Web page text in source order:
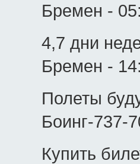
Бремен -
4,7 дни
Бремен -
Полеты
Боинг-737-
Купить